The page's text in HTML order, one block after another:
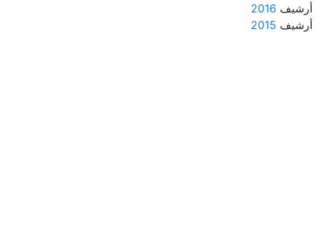
أرشيف 2016
أرشيف 2015